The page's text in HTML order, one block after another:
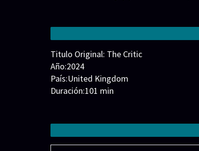
Titulo Original: The Critic
Año:2024
País:United Kingdom
Duración:101 min
Elenco:Alfred Enoch,Ben Barnes,Claire
Strong,Matthew Cottle,Romola Garai,